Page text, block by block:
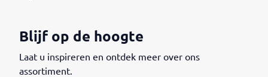
Blijf op de hoogte
Laat u inspireren en ontdek meer over ons
assortiment.